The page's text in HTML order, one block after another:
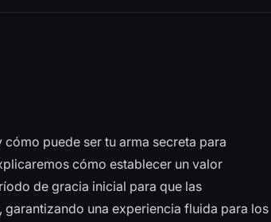
cómo puede ser tu arma secreta para
cómo establecer un valor
de gracia inicial para que las
una experiencia fluida para los